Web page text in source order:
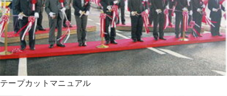
テープカットマニュアル